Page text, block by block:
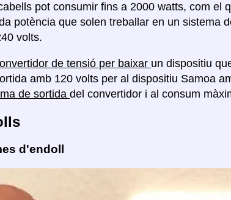
pot consumir fins a 2000 watts, com el
potència que solen treballar en un sistema
volts.
de tensió per baixar un dispositiu
amb 120 volts per al dispositiu Samoa
de sortida del convertidor i al consum
d'endoll